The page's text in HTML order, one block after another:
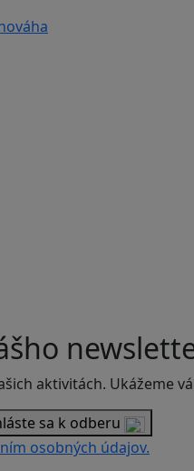
aktivitách. Ukážeme
sa k odberu
osobných údajov.